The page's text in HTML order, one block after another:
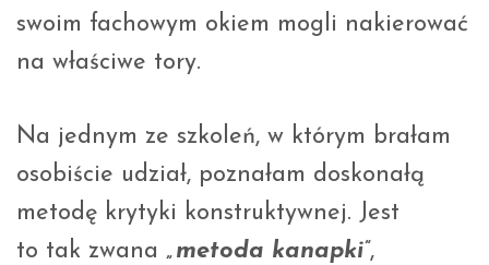
swoim fachowym okiem mogli nakierować
na właściwe tory.
Na jednym ze szkoleń, w którym brałam
osobiście udział, poznałam doskonałą
metodę krytyki konstruktywnej. Jest
to tak zwana „metoda kanapki”,